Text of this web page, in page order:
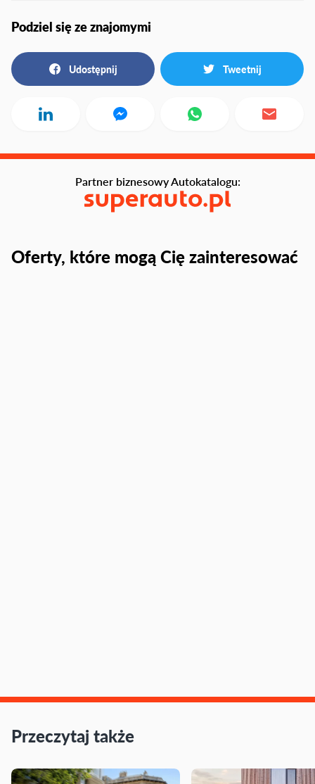
Podziel się ze znajomymi
Udostępnij Tweetnij
Oferty, które mogą Cię zainteresować
Partner biznesowy Autokatalogu:
Przeczytaj także